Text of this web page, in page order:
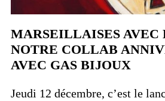
MARSEILLAISES
NOTRE COLLAB
AVEC GAS BIJOUX
Jeudi 12 décembre, c’est le